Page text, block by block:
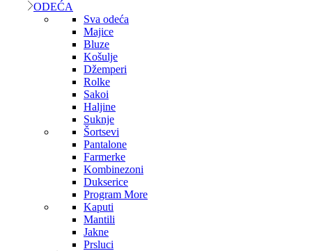
ODEĆA
Sva odeća
Majice
Bluze
Košulje
Džemperi
Rolke
Sakoi
Haljine
Suknje
Šortsevi
Pantalone
Farmerke
Kombinezoni
Dukserice
Program More
Kaputi
Mantili
Jakne
Prsluci